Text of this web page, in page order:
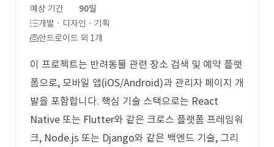
예상 기간
90일
개발 · 디자인 · 기획
안드로이드 외 1개
이 프로젝트는 반려동물 관련 장소 검색 및 예약 플랫
폼으로, 모바일 앱(iOS/Android)과 관리자 페이지 개
발을 포함합니다. 핵심 기술 스택으로는 React
Native 또는 Flutter와 같은 크로스 플랫폼 프레임워
크, Node.js 또는 Django와 같은 백엔드 기술, 그리